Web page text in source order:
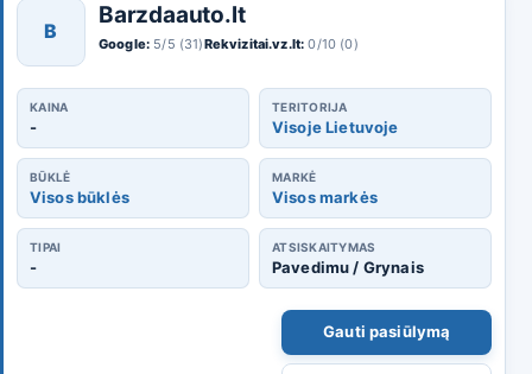
B
Barzdaauto.lt
Google: 5/5 (31)Rekvizitai.vz.lt: 0/10 (0)
KAINA
-
TERITORIJA
Visoje Lietuvoje
BŪKLĖ
Visos būklės
MARKĖ
Visos markės
TIPAI
-
ATSISKAITYMAS
Pavedimu / Grynais
Gauti pasiūlymą